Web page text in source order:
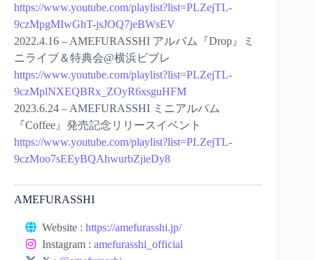
https://www.youtube.com/playlist?list=PLZejTL-
9czMpgMIwGhT-jsJOQ7jeBWsEV
2022.4.16 – AMEFURASSHI アルバム『Drop』ミ
ニライブ＆特典会@横浜ビブレ
https://www.youtube.com/playlist?list=PLZejTL-
9czMplNXEQBRx_ZOyR6xsguHFM
2023.6.24 – AMEFURASSHI ミニアルバム
『Coffee』発売記念リリースイベント
https://www.youtube.com/playlist?list=PLZejTL-
9czMoo7sEEyBQAhwurbZjieDy8
AMEFURASSHI
Website : https://amefurasshi.jp/
Instagram : amefurasshi_official